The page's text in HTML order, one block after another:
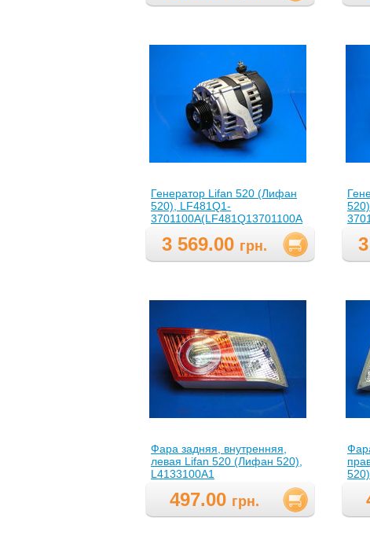
Генератор Lifan 520 (Лифан
520), LF481Q1-
3701100A(LF481Q13701100A
3 569.00 грн.
Фара задняя, внутренняя,
левая Lifan 520 (Лифан 520),
L4133100A1
497.00 грн.